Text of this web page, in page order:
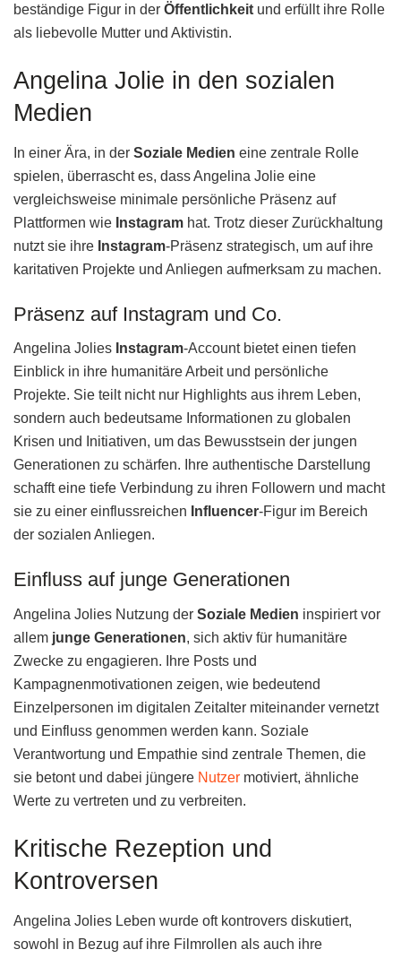
beständige Figur in der Öffentlichkeit und erfüllt ihre Rolle
als liebevolle Mutter und Aktivistin.
Angelina Jolie in den sozialen
Medien
In einer Ära, in der Soziale Medien eine zentrale Rolle
spielen, überrascht es, dass Angelina Jolie eine
vergleichsweise minimale persönliche Präsenz auf
Plattformen wie Instagram hat. Trotz dieser Zurückhaltung
nutzt sie ihre Instagram-Präsenz strategisch, um auf ihre
karitativen Projekte und Anliegen aufmerksam zu machen.
Präsenz auf Instagram und Co.
Angelina Jolies Instagram-Account bietet einen tiefen
Einblick in ihre humanitäre Arbeit und persönliche
Projekte. Sie teilt nicht nur Highlights aus ihrem Leben,
sondern auch bedeutsame Informationen zu globalen
Krisen und Initiativen, um das Bewusstsein der jungen
Generationen zu schärfen. Ihre authentische Darstellung
schafft eine tiefe Verbindung zu ihren Followern und macht
sie zu einer einflussreichen Influencer-Figur im Bereich
der sozialen Anliegen.
Einfluss auf junge Generationen
Angelina Jolies Nutzung der Soziale Medien inspiriert vor
allem junge Generationen, sich aktiv für humanitäre
Zwecke zu engagieren. Ihre Posts und
Kampagnenmotivationen zeigen, wie bedeutend
Einzelpersonen im digitalen Zeitalter miteinander vernetzt
und Einfluss genommen werden kann. Soziale
Verantwortung und Empathie sind zentrale Themen, die
sie betont und dabei jüngere Nutzer motiviert, ähnliche
Werte zu vertreten und zu verbreiten.
Kritische Rezeption und
Kontroversen
Angelina Jolies Leben wurde oft kontrovers diskutiert,
sowohl in Bezug auf ihre Filmrollen als auch ihre